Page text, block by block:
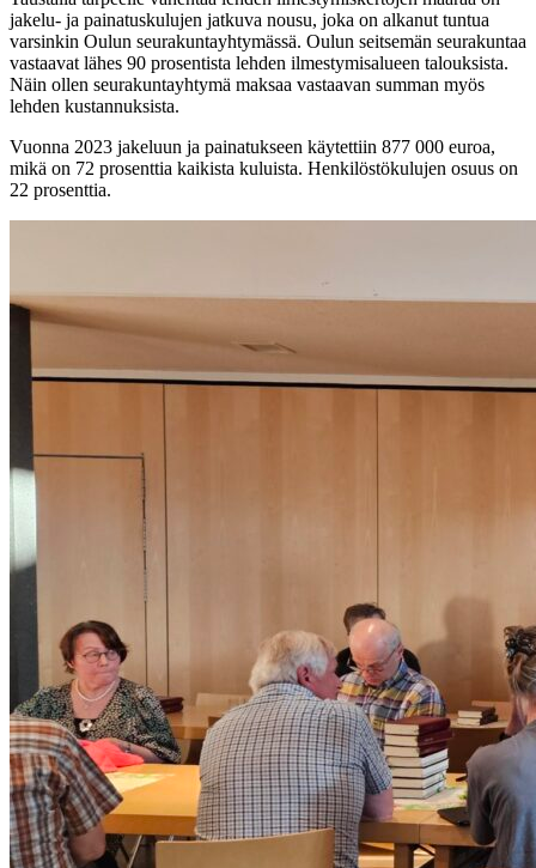
jakelu- ja painatuskulujen jatkuva nousu, joka on alkanut tuntua
varsinkin Oulun seurakuntayhtymässä. Oulun seitsemän seurakuntaa
vastaavat lähes 90 prosentista lehden ilmestymisalueen talouksista.
Näin ollen seurakuntayhtymä maksaa vastaavan summan myös
lehden kustannuksista.
Vuonna 2023 jakeluun ja painatukseen käytettiin 877 000 euroa,
mikä on 72 prosenttia kaikista kuluista. Henkilöstökulujen osuus on
22 prosenttia.